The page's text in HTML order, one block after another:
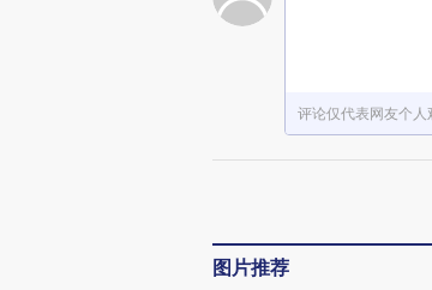
评论仅代表网友个
图片推荐